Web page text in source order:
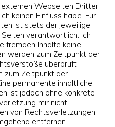
externen Webseiten Dritter
keinen Einfluss habe. Für
ist stets der jeweilige
verantwortlich. Ich
fremden Inhalte keine
werden zum Zeitpunkt der
überprüft.
zum Zeitpunkt der
permanente inhaltliche
ist jedoch ohne konkrete
mir nicht
von Rechtsverletzungen
entfernen.